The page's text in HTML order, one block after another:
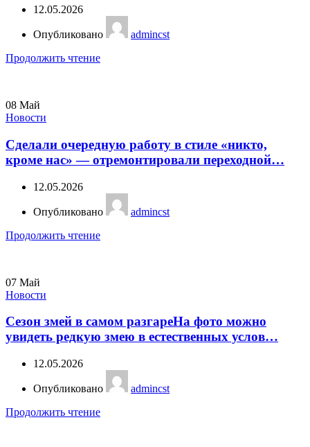
12.05.2026
Опубликовано
admincst
Продолжить чтение
08 Май
Новости
Сделали очередную работу в стиле «никто,
кроме нас» — отремонтировали переходной…
12.05.2026
Опубликовано
admincst
Продолжить чтение
07 Май
Новости
Сезон змей в самом разгареНа фото можно
увидеть редкую змею в естественных услов…
12.05.2026
Опубликовано
admincst
Продолжить чтение